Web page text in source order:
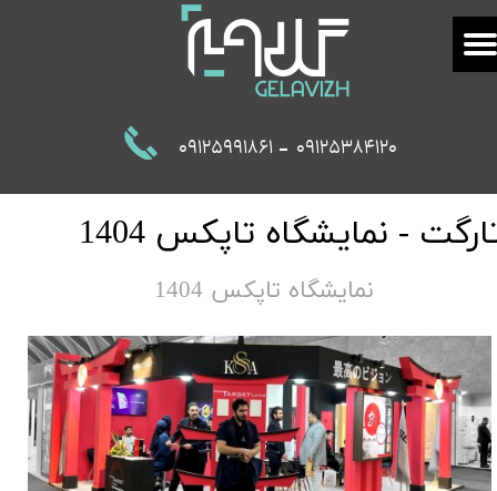
09125991861 09125384120
-
- نمایشگاه تاپکس 1404
نمایشگاه تاپکس 1404